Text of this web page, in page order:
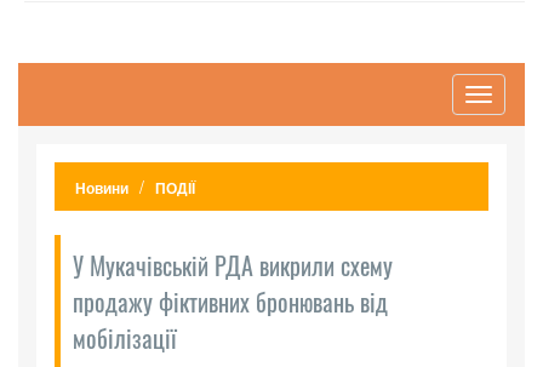
Toggle
Новини ПОДІЇ
У Мукачівській РДА викрили схему
продажу фіктивних бронювань від
мобілізації